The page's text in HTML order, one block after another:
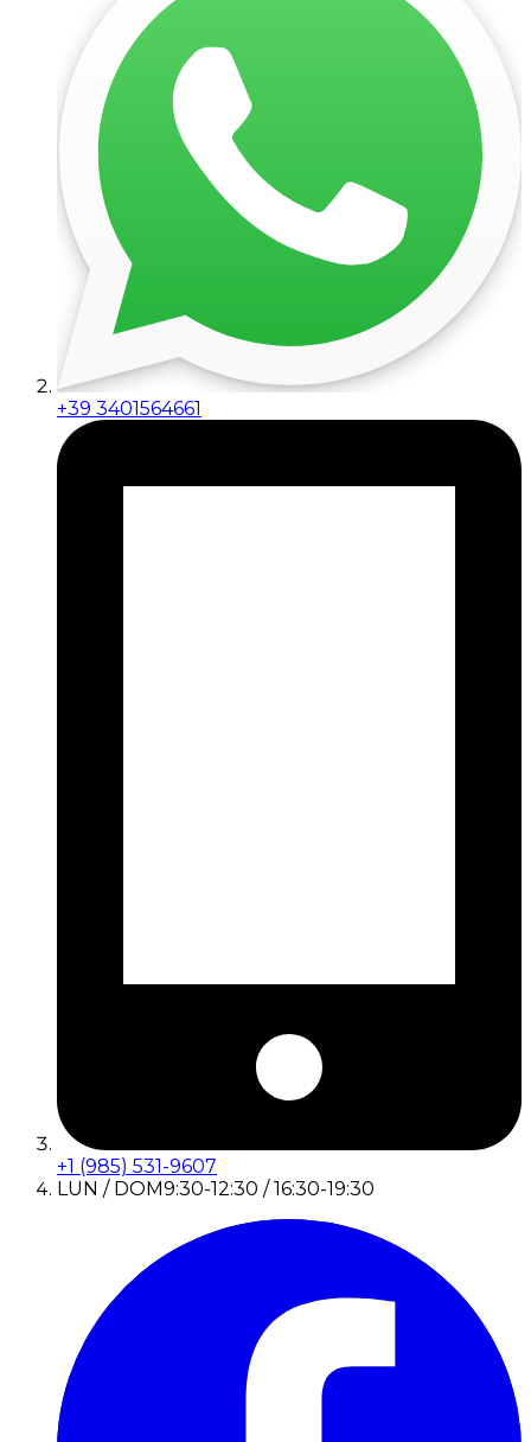
+39 3401564661
+1 (985) 531-9607
LUN / DOM9:30-12:30 / 16:30-19:30